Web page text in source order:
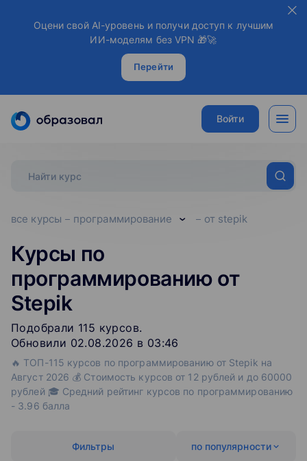
Оцени свой AI-уровень и получи доступ к лучшим
ИИ-моделям без VPN 🎁🚀
Перейти
Войти
все курсы программирование от stepik
Курсы по
программированию от
Stepik
Подобрали 115 курсов.
Обновили 02.08.2026 в 03:46
🔥 ТОП-115 курсов по программированию от Stepik на
Август 2026 💰 Стоимость курсов от 12 рублей и до 60000
рублей 🎓 Средний рейтинг курсов по программированию
- 3.96 балла
по популярности
Фильтры